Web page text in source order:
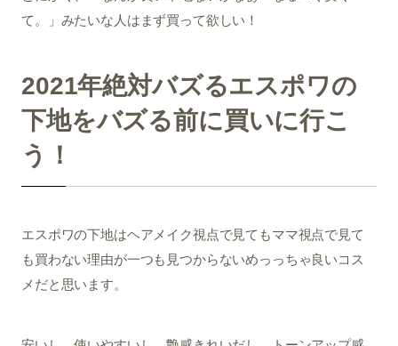
て。」みたいな人はまず買って欲しい！
2021年絶対バズるエスポワの
下地をバズる前に買いに行こ
う！
エスポワの下地はヘアメイク視点で見てもママ視点で見て
も買わない理由が一つも見つからないめっっちゃ良いコス
メだと思います。